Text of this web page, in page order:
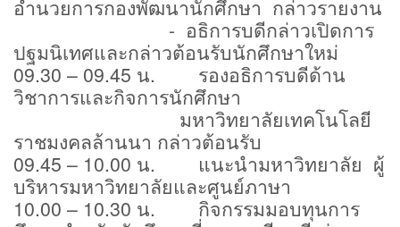
อำนวยการกองพัฒนานักศึกษา กล่าวรายงาน
- อธิการบดีกล่าวเปิดการ
ปฐมนิเทศและกล่าวต้อนรับนักศึกษาใหม่
09.30 – 09.45 น. รองอธิการบดีด้าน
วิชาการและกิจการนักศึกษา
มหาวิทยาลัยเทคโนโลยี
ราชมงคลล้านนา กล่าวต้อนรับ
09.45 – 10.00 น. แนะนำมหาวิทยาลัย ผู้
บริหารมหาวิทยาลัยและศูนย์ภาษา
10.00 – 10.30 น. กิจกรรมมอบทุนการ